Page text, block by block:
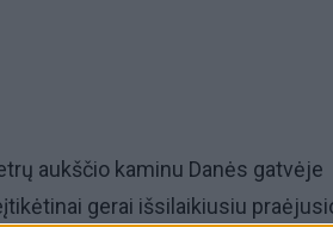
aukščio kaminu Danės gatvėje
gerai išsilaikiusiu